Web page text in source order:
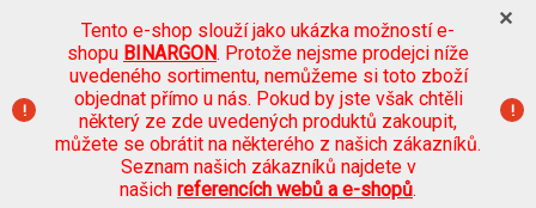
Tento e-shop slouží jako ukázka možností e-
shopu BINARGON. Protože nejsme prodejci níže
uvedeného sortimentu, nemůžeme si toto zboží
objednat přímo u nás. Pokud by jste však chtěli
některý ze zde uvedených produktů zakoupit,
můžete se obrátit na některého z našich zákazníků.
Seznam našich zákazníků najdete v
našich referencích webů a e-shopů.